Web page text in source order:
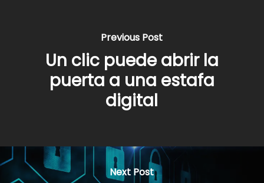
Previous Post
Un clic puede abrir la
puerta a una estafa
digital
Next Post